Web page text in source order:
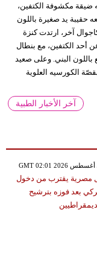
ضيقة مكشوفة الكتفين،
حقيبة يد صغيرة باللون
آخر، ارتدت كنزة
أحد الكتفين، مع بنطال
البني. وعلى صعيد
الكورسيه العلوية
آخر الأخبار الطبية
مصرية يقترب من دخول
بعد فوزه بترشيح